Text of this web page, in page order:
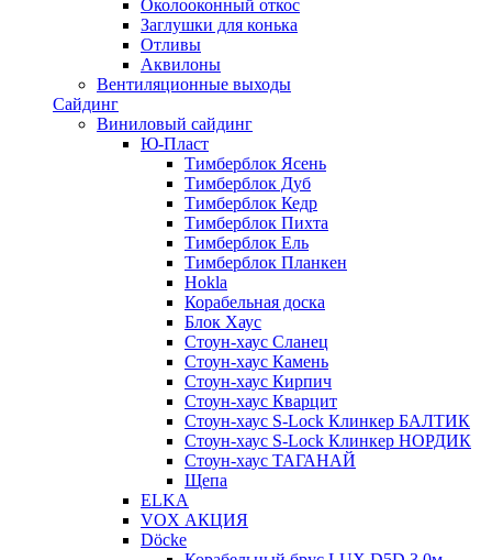
Околооконный откос
Заглушки для конька
Отливы
Аквилоны
Вентиляционные выходы
Сайдинг
Виниловый сайдинг
Ю-Пласт
Тимберблок Ясень
Тимберблок Дуб
Тимберблок Кедр
Тимберблок Пихта
Тимберблок Ель
Тимберблок Планкен
Hokla
Корабельная доска
Блок Хаус
Стоун-хаус Сланец
Стоун-хаус Камень
Стоун-хаус Кирпич
Стоун-хаус Кварцит
Стоун-хаус S-Lock Клинкер БАЛТИК
Стоун-хаус S-Lock Клинкер НОРДИК
Стоун-хаус ТАГАНАЙ
Щепа
ELKA
VOX АКЦИЯ
Döcke